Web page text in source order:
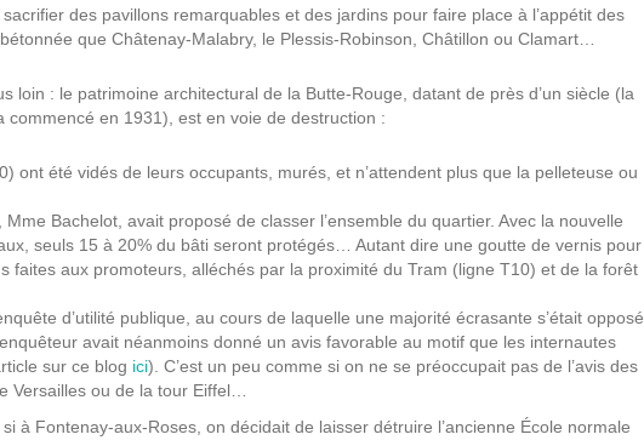
des pavillons remarquables et des jardins pour faire place à l’appétit des
que Châtenay-Malabry, le Plessis-Robinson, Châtillon ou Clamart…
loin : le patrimoine architectural de la Butte-Rouge, datant de près d’un siècle (la
commencé en 1931), est en voie de destruction :
ont été vidés de leurs occupants, murés, et n’attendent plus que la pelleteuse ou
Bachelot, avait proposé de classer l’ensemble du quartier. Avec la nouvelle
seuls 15 à 20% du bâti seront protégés… Autant dire une goutte de vernis pour
faites aux promoteurs, alléchés par la proximité du Tram (ligne T10) et de la forêt
d’utilité publique, au cours de laquelle une majorité écrasante s’était opposé
avait néanmoins donné un avis favorable au motif que les internautes
sur ce blog ici). C’est un peu comme si on ne se préoccupait pas de l’avis des
Versailles ou de la tour Eiffel…
à Fontenay-aux-Roses, on décidait de laisser détruire l’ancienne École normale